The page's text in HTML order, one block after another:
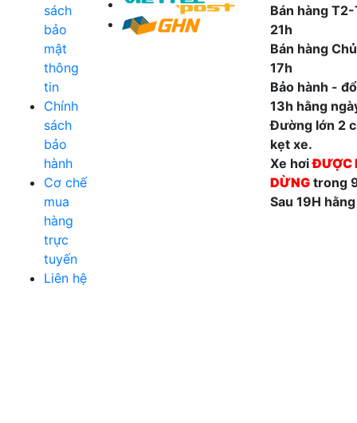
sách
bảo
mật
thông
tin
Chính
sách
bảo
hành
Cơ chế
mua
hàng
trực
tuyến
Liên hệ
Bán hàng
21h
Bán hàng
17h
Bảo hành -
13h hằng
Đường lớn 2
kẹt xe.
Xe hơiĐƯỢC
DỪNG trong
Sau 19H